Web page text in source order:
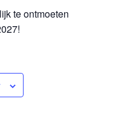
te ontmoeten